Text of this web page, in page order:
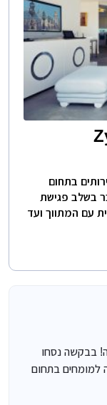
בתחום
בשלב פגישת
עם המתווך ועד
בבקשה נסחו
למומחים בתחום